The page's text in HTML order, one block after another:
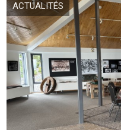
ACTUALITÉS